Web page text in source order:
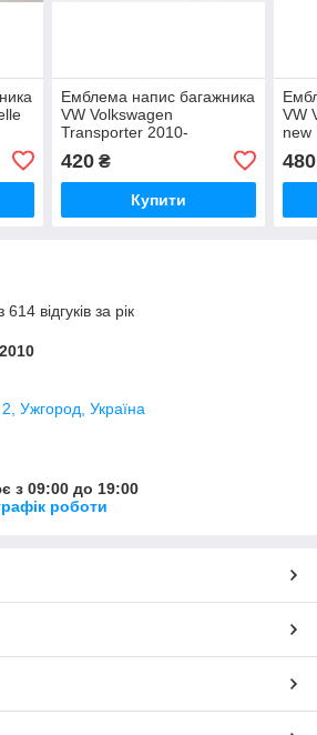
Емблема напис багажника
VW Volkswagen
Transporter 2010-
420₴
Купити
VW
new
480
відгуків за рік
Ужгород, Україна
з 09:00 до 19:00
роботи